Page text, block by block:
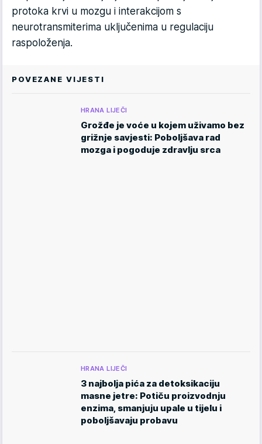
protoka krvi u mozgu i interakcijom s
neurotransmiterima uključenima u regulaciju
raspoloženja.
POVEZANE VIJESTI
HRANA LIJEČI
Grožđe je voće u kojem uživamo bez
grižnje savjesti: Poboljšava rad
mozga i pogoduje zdravlju srca
HRANA LIJEČI
3 najbolja pića za detoksikaciju
masne jetre: Potiču proizvodnju
enzima, smanjuju upale u tijelu i
poboljšavaju probavu